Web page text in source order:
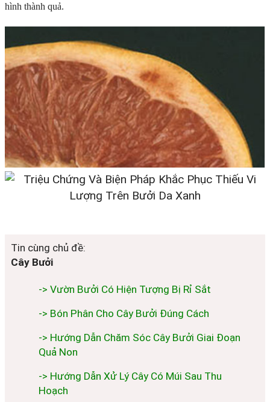
hình thành quả.
Tin cùng chủ đề:
Cây Bưởi
-> Vườn Bưởi Có Hiện Tượng Bị Rỉ Sắt
-> Bón Phân Cho Cây Bưởi Đúng Cách
-> Hướng Dẫn Chăm Sóc Cây Bưởi Giai Đoạn
Quả Non
-> Hướng Dẫn Xử Lý Cây Có Múi Sau Thu
Hoạch